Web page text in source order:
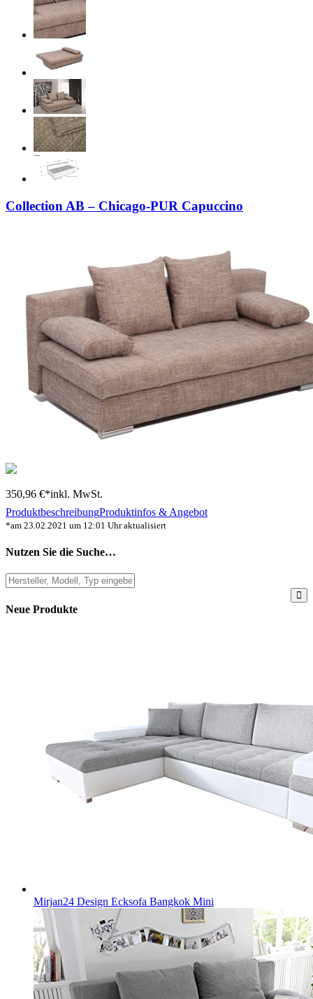
Collection AB – Chicago-PUR Capuccino
350,96 €*inkl. MwSt.
ProduktbeschreibungProduktinfos & Angebot
*am 23.02.2021 um 12:01 Uhr aktualisiert
Nutzen Sie die Suche…
Neue Produkte
Mirjan24 Design Ecksofa Bangkok Mini